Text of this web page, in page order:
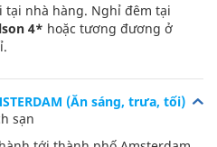
tại nhà hàng. Nghỉ đêm tại
4* hoặc tương đương ở
(Ăn sáng, trưa, tối)
sạn